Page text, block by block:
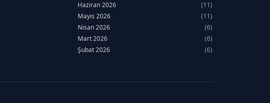
Haziran 2026
(11)
Mayıs 2026
(11)
Nisan 2026
(6)
Mart 2026
(6)
Şubat 2026
(6)
Kasım 2025
(6)